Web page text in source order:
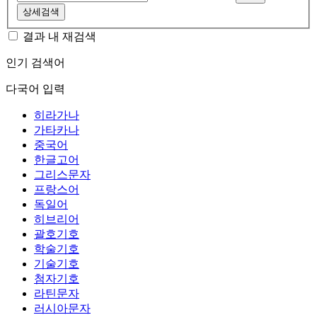
상세검색
결과 내 재검색
인기 검색어
다국어 입력
히라가나
가타카나
중국어
한글고어
그리스문자
프랑스어
독일어
히브리어
괄호기호
학술기호
기술기호
첨자기호
라틴문자
러시아문자